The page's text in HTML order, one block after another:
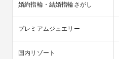
婚約指輪・結婚指輪さがし
プレミアムジュエリー
国内リゾート